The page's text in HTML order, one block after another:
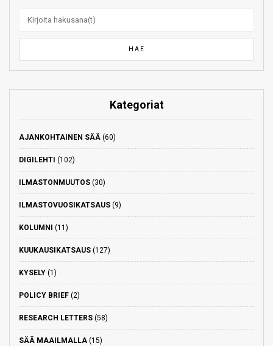
Kategoriat
AJANKOHTAINEN SÄÄ (60)
DIGILEHTI (102)
ILMASTONMUUTOS (30)
ILMASTOVUOSIKATSAUS (9)
KOLUMNI (11)
KUUKAUSIKATSAUS (127)
KYSELY (1)
POLICY BRIEF (2)
RESEARCH LETTERS (58)
SÄÄ MAAILMALLA (15)